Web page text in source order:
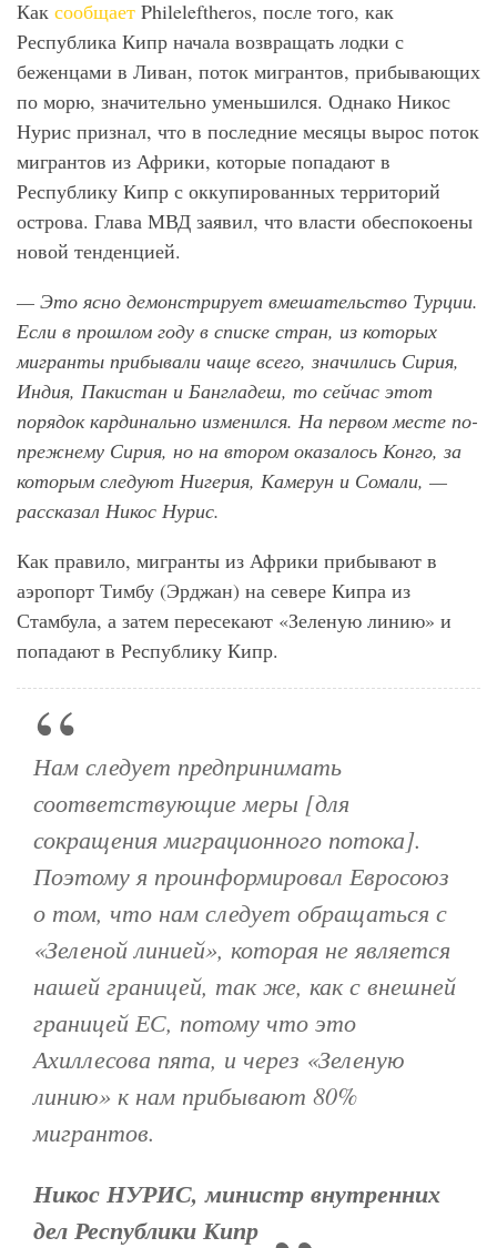
Как сообщает Phileleftheros, после того, как
Республика Кипр начала возвращать лодки с
беженцами в Ливан, поток мигрантов, прибывающих
по морю, значительно уменьшился. Однако Никос
Нурис признал, что в последние месяцы вырос поток
мигрантов из Африки, которые попадают в
Республику Кипр с оккупированных территорий
острова. Глава МВД заявил, что власти обеспокоены
новой тенденцией.
— Это ясно демонстрирует вмешательство Турции.
Если в прошлом году в списке стран, из которых
мигранты прибывали чаще всего, значились Сирия,
Индия, Пакистан и Бангладеш, то сейчас этот
порядок кардинально изменился. На первом месте по-
прежнему Сирия, но на втором оказалось Конго, за
которым следуют Нигерия, Камерун и Сомали, —
рассказал Никос Нурис.
Как правило, мигранты из Африки прибывают в
аэропорт Тимбу (Эрджан) на севере Кипра из
Стамбула, а затем пересекают «Зеленую линию» и
попадают в Республику Кипр.
Нам следует предпринимать
соответствующие меры [для
сокращения миграционного потока].
Поэтому я проинформировал Евросоюз
о том, что нам следует обращаться с
«Зеленой линией», которая не является
нашей границей, так же, как с внешней
границей ЕС, потому что это
Ахиллесова пята, и через «Зеленую
линию» к нам прибывают 80%
мигрантов.
Никос НУРИС, министр внутренних
дел Республики Кипр